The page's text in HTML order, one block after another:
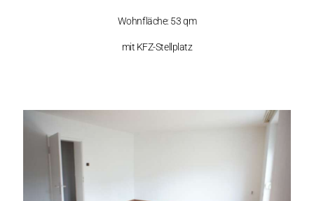
Wohnfläche: 53 qm
mit KFZ-Stellplatz